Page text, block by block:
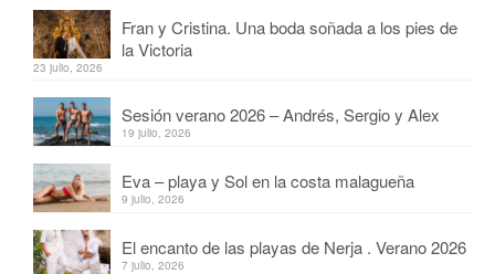
Fran y Cristina. Una boda soñada a los pies de
la Victoria
23 julio, 2026
Sesión verano 2026 – Andrés, Sergio y Alex
19 julio, 2026
Eva – playa y Sol en la costa malagueña
9 julio, 2026
El encanto de las playas de Nerja . Verano 2026
7 julio, 2026